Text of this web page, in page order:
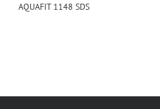
AQUAFIT 1148 SDS